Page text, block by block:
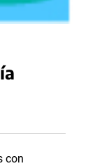
con